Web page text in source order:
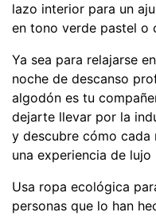
lazo interior para un
en tono verde pastel o
Ya sea para relajarse
noche de descanso
algodón es tu
dejarte llevar por la
y descubre cómo cada
una experiencia de
Usa ropa ecológica
personas que lo han